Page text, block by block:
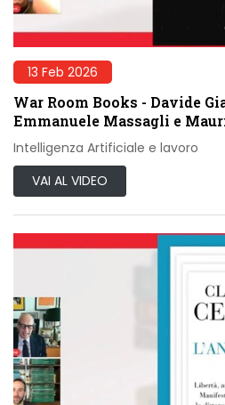
13 Feb 2026
War Room Books - Davide
Emmanuele Massagli e
Intelligenza Artificiale e lavoro
VAI AL VIDEO